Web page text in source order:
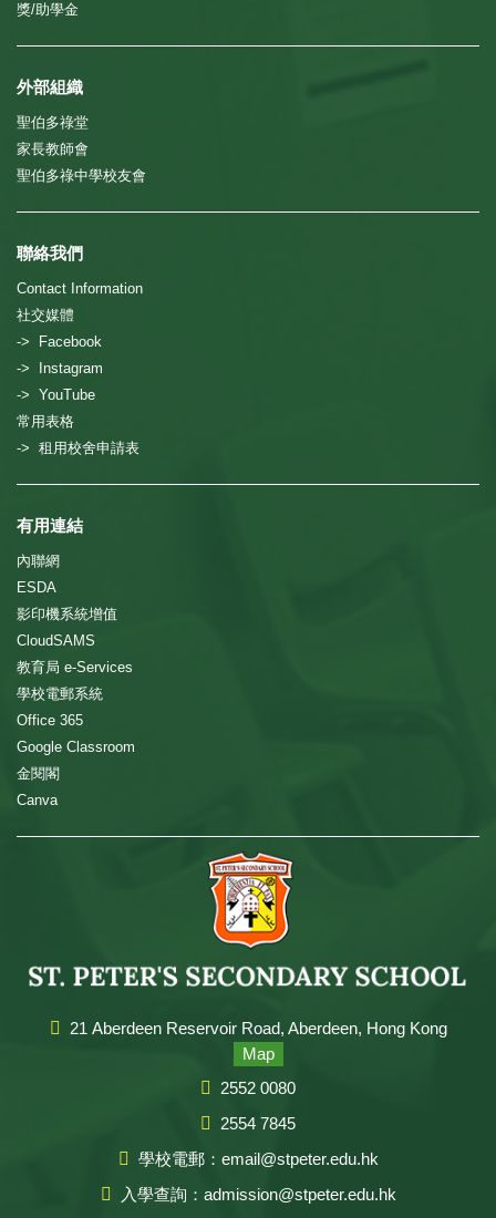
獎/助學金
外部組織
聖伯多祿堂
家長教師會
聖伯多祿中學校友會
聯絡我們
Contact Information
社交媒體
-> Facebook
-> Instagram
-> YouTube
常用表格
-> 租用校舍申請表
有用連結
內聯網
ESDA
影印機系統增值
CloudSAMS
教育局 e-Services
學校電郵系統
Office 365
Google Classroom
金閱閣
Canva
21 Aberdeen Reservoir Road, Aberdeen, Hong Kong
Map
2552 0080
2554 7845
學校電郵：email@stpeter.edu.hk
入學查詢：admission@stpeter.edu.hk